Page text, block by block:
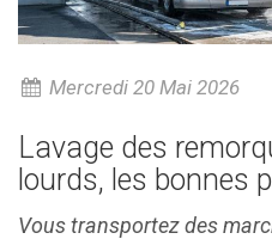
Mercredi 20 Mai 2026
Lavage des
lourds, les bonnes
Vous transportez des